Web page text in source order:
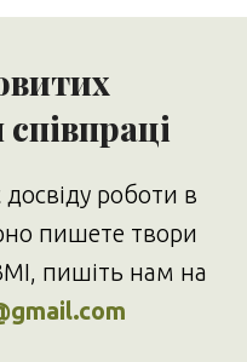
роботи в
пишете твори
пишіть нам на